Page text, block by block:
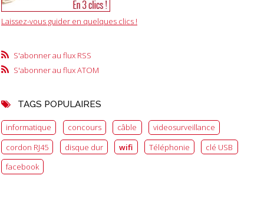
Laissez-vous guider en quelques clics !
S'abonner au flux RSS
S'abonner au flux ATOM
TAGS POPULAIRES
informatique concours câble
videosurveillance
cordon RJ45
disque dur wifi Téléphonie
clé USB
facebook